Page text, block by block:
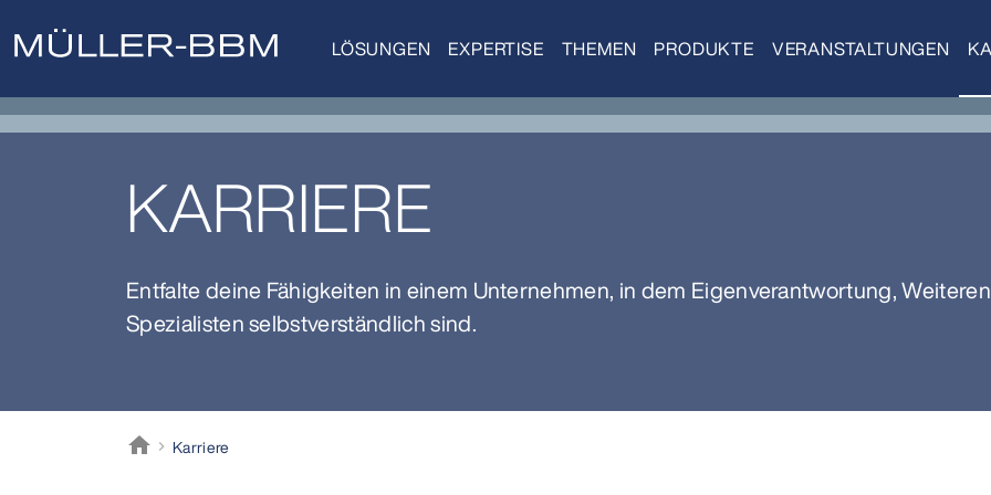
LÖSUNGEN EXPERTISE THEMEN PRODUKTE VERANSTALTUNGEN
KARRIERE
Entfalte deine Fähigkeiten in einem Unternehmen, in dem Eigenverantwortung,
Spezialisten selbstverständlich sind.
home
Müller-BBM
Karriere